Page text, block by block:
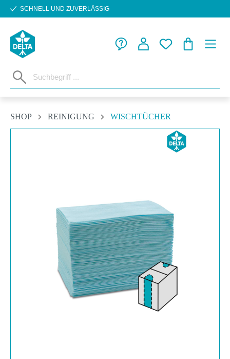
Zum Hauptinhalt springen
SCHNELL UND ZUVERLÄSSIG
SHOP REINIGUNG
WISCHTÜCHER